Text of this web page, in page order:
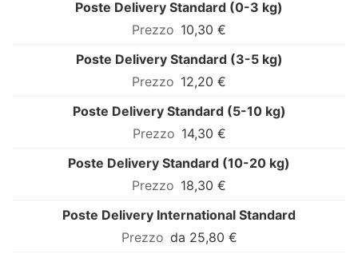
Poste Delivery Standard (0-3 kg)
10,30 €
Poste Delivery Standard (3-5 kg)
12,20 €
Poste Delivery Standard (5-10 kg)
14,30 €
Poste Delivery Standard (10-20 kg)
18,30 €
Poste Delivery International Standard
da 25,80 €